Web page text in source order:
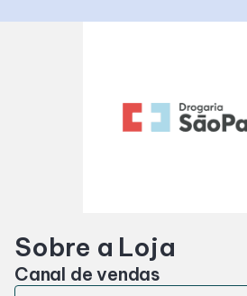
Facilidades
Cinema
Sobre a Loja
Canal de vendas